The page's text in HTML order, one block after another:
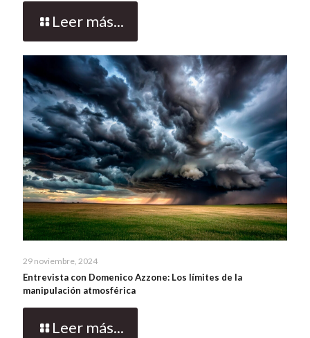
Leer más...
29 noviembre, 2024
Entrevista con Domenico Azzone: Los límites de la
manipulación atmosférica
Leer más...